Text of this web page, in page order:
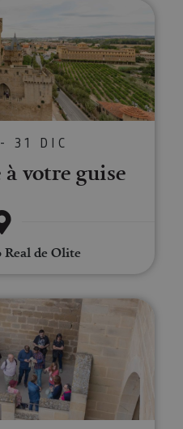
31 DIC
votre guise
de Olite
Visita guiada al Palacio Real de